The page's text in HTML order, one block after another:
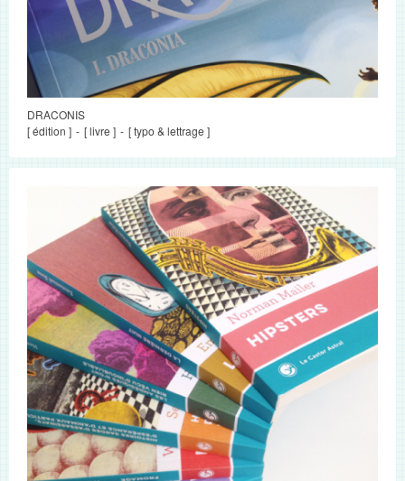
DRACONIS
[ édition ]
[ livre ] [ typo & lettrage ]